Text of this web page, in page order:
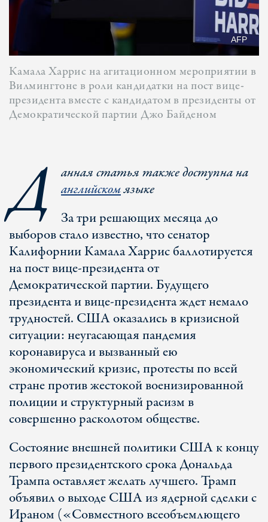
AFP
Камала Харрис на агитационном мероприятии в
Вилмингтоне в роли кандидатки на пост вице-
президента вместе с кандидатом в президенты от
Демократической партии Джо Байденом
Д
анная статья также доступна на
английскомязыке
За три решающих месяца до
выборов стало известно, что сенатор
Калифорнии Камала Харрис баллотируется
на пост вице-президента от
Демократической партии. Будущего
президента и вице-президента ждет немало
трудностей. США оказались в кризисной
ситуации: неугасающая пандемия
коронавируса и вызванный ею
экономический кризис, протесты по всей
стране против жестокой военизированной
полиции и структурный расизм в
совершенно расколотом обществе.
Состояние внешней политики США к концу
первого президентского срока Дональда
Трампа оставляет желать лучшего. Трамп
объявил о выходе США из ядерной сделки с
Ираном («Совместного всеобъемлющего